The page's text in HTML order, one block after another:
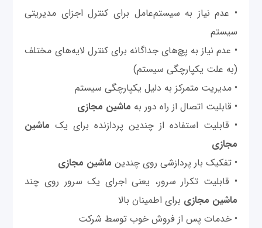
• عدم نیاز به سیستم‌عامل برای کنترل اجزای مدیریتی
سیستم
• عدم نیاز به پچ‌های جداگانه برای کنترل لایه‌های مختلف
(به علت یکپارچگی سیستم)
• مدیریت متمرکز به دلیل یکپارچگی سیستم
• قابلیت اتصال از راه دور به ماشین مجازی
• قابلیت استفاده از چندین پردازنده برای یکماشین
مجازی
• تفکیک بار پردازشی روی چندین ماشین مجازی
• قابلیت تکرار سرور، یعنی اجرای یک سرور روی چند
ماشین مجازی برای اطمینان بالا
• خدمات پس از فروش خوب توسط شرکت